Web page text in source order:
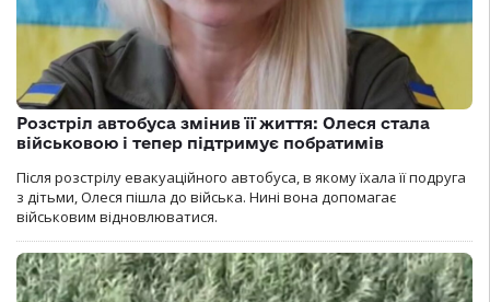
Розстріл автобуса змінив її життя: Олеся стала
військовою і тепер підтримує побратимів
Після розстрілу евакуаційного автобуса, в якому їхала її подруга
з дітьми, Олеся пішла до війська. Нині вона допомагає
військовим відновлюватися.